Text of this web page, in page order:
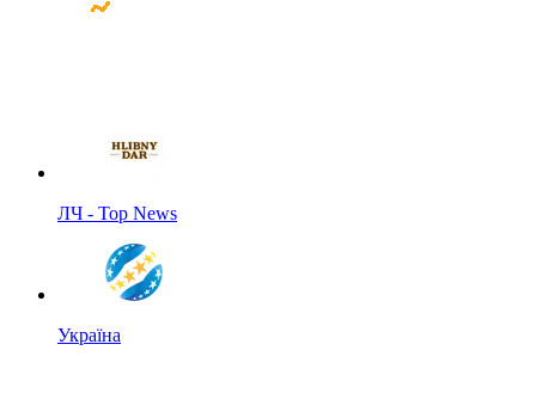
ЛЧ - Top News
Україна